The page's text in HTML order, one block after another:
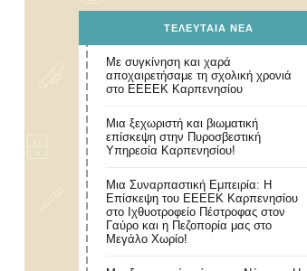
ΤΕΛΕΥΤΑΊΑ ΝΈΑ
Με συγκίνηση και χαρά
αποχαιρετήσαμε τη σχολική χρονιά
στο ΕΕΕΕΚ Καρπενησίου
Μια ξεχωριστή και βιωματική
επίσκεψη στην Πυροσβεστική
Υπηρεσία Καρπενησίου!
Μια Συναρπαστική Εμπειρία: Η
Επίσκεψη του ΕΕΕΕΚ Καρπενησίου
στο Ιχθυοτροφείο Πέστροφας στον
Γαύρο και η Πεζοπορία μας στο
Μεγάλο Χωρίο!